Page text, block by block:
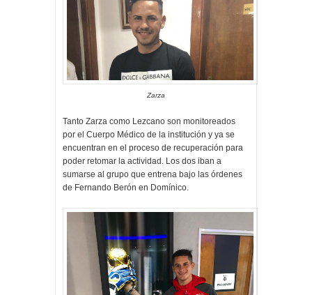
Zarza
Tanto Zarza como Lezcano son monitoreados
por el Cuerpo Médico de la institución y ya se
encuentran en el proceso de recuperación para
poder retomar la actividad. Los dos iban a
sumarse al grupo que entrena bajo las órdenes
de Fernando Berón en Domínico.